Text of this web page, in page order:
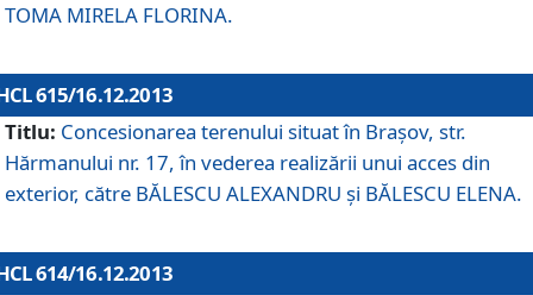
TOMA MIRELA FLORINA.
615/16.12.2013
Titlu: Concesionarea terenului situat în Braşov, str.
Hărmanului nr. 17, în vederea realizării unui acces din
exterior, către BĂLESCU ALEXANDRU şi BĂLESCU ELENA.
614/16.12.2013